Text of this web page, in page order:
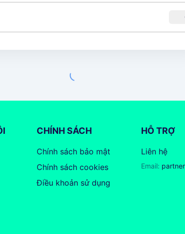
CHÍNH SÁCH
Chính sách bảo mật
Chính sách cookies
Điều khoản sử dụng
HỖ TRỢ
Liên hệ
Email: